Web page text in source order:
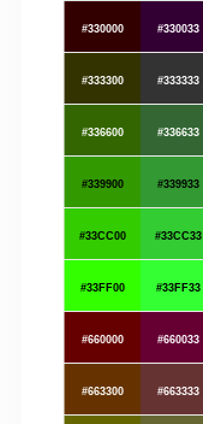
#330000 #330033
#333300 #333333
#336600 #336633
#339900 #339933
#33CC00 #33CC33
#33FF00 #33FF33
#660000 #660033
#663300 #663333